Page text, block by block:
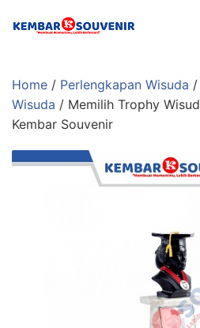
Home / Perlengkapan Wisuda /
Wisuda / Memilih Trophy
Kembar Souvenir